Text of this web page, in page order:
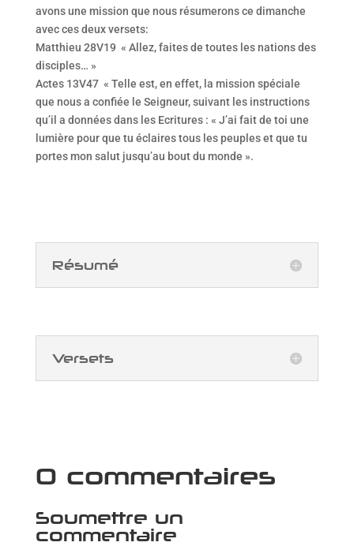
avons une mission que nous résumerons ce dimanche
avec ces deux versets:
Matthieu 28V19 « Allez, faites de toutes les nations des
disciples… »
Actes 13V47 « Telle est, en effet, la mission spéciale
que nous a confiée le Seigneur, suivant les instructions
qu’il a données dans les Ecritures : « J’ai fait de toi une
lumière pour que tu éclaires tous les peuples et que tu
portes mon salut jusqu’au bout du monde ».
Résumé
Versets
0 commentaires
Soumettre un
commentaire